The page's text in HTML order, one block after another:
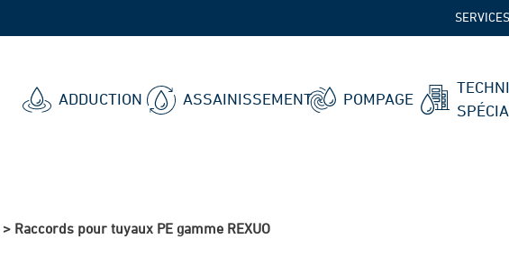
ADDUCTION ASSAINISSEMENT POMPAGE
SERVICES
> Raccords pour tuyaux PE gamme REXUO